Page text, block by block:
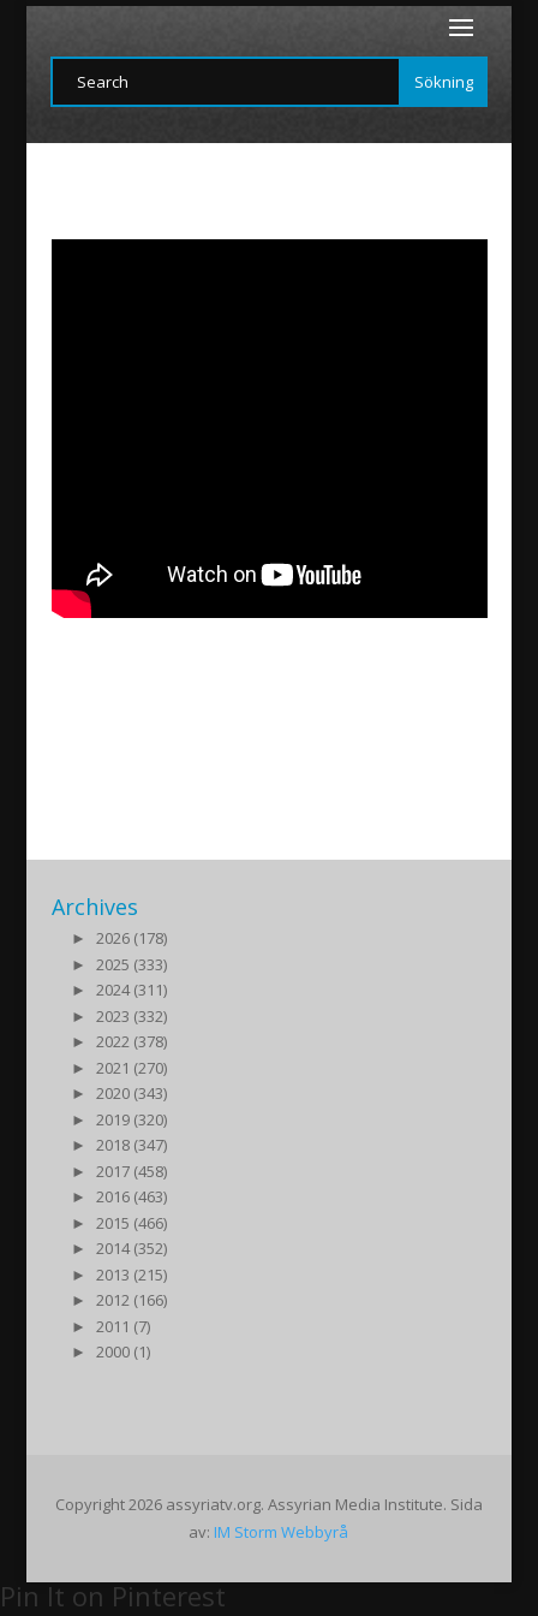
Archives
►
2026 (178)
►
2025 (333)
►
2024 (311)
►
2023 (332)
►
2022 (378)
►
2021 (270)
►
2020 (343)
►
2019 (320)
►
2018 (347)
►
2017 (458)
►
2016 (463)
►
2015 (466)
►
2014 (352)
►
2013 (215)
►
2012 (166)
►
2011 (7)
►
2000 (1)
Copyright 2026 assyriatv.org. Assyrian Media Institute. Sida
av: IM Storm Webbyrå
Pin It on Pinterest